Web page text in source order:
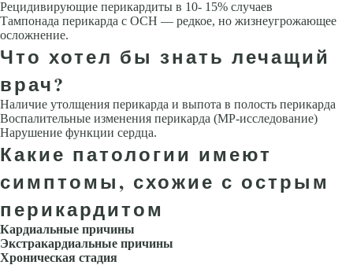
Рецидивирующие перикардиты в 10- 15% случаев
Тампонада перикарда с ОСН — редкое, но жизнеугрожаю­щее
осложнение.
Что хотел бы знать лечащий
врач?
Наличие утолщения перикарда и выпота в полость перикарда
Воспали­тельные изменения перикарда (МР-исследование)
Нарушение функции сердца.
Какие патологии имеют
симптомы, схожие с острым
перикардитом
Кардиальные причины
Экстракардиальные причины
Хроническая стадия